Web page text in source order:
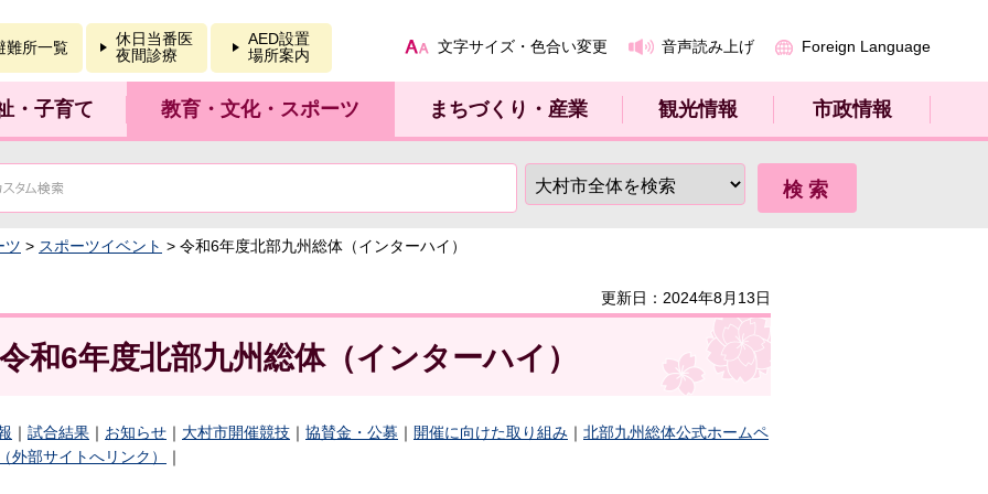
難所一覧
休日当番医
夜間診療
AED設置
場所案内
文字サイズ・色合い変更 音声読み上げ Foreign Language
・子育て 教育・文化・スポーツ まちづくり・産業 観光情報 市政情報
ツ > スポーツイベント > 令和6年度北部九州総体（インターハイ）
更新日：2024年8月13日
令和6年度北部九州総体（インターハイ）
｜ 試合結果 ｜ お知らせ ｜ 大村市開催競技 ｜ 協賛金・公募 ｜ 開催に向けた取り組み ｜ 北部九州総体公式ホームペ
外部サイトへリンク）
｜